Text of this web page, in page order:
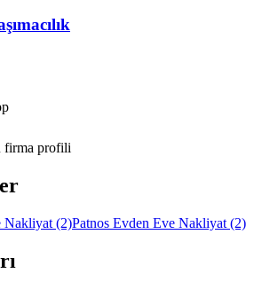
firma profili
Nakliyat (2)Patnos Evden Eve Nakliyat (2)